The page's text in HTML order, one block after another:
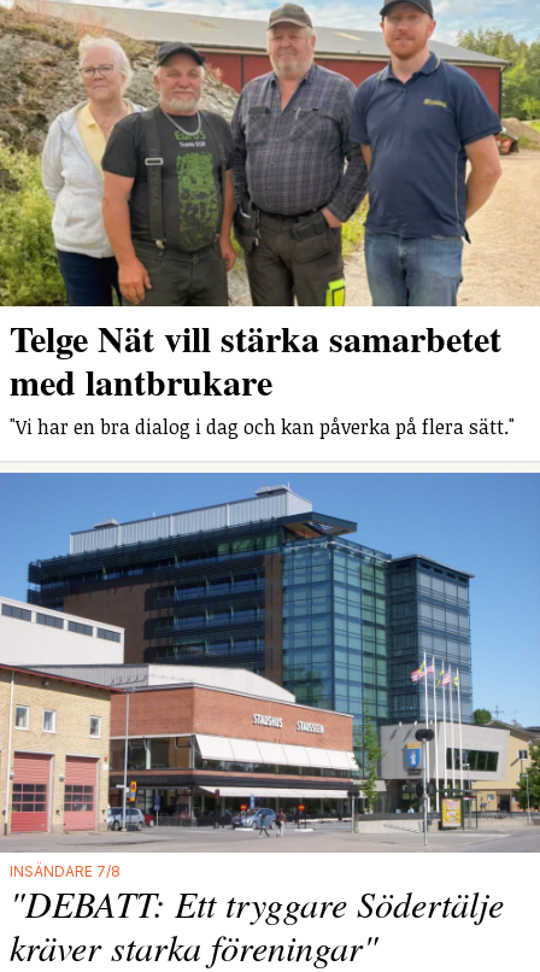
Telge Nät vill stärka samarbetet
med lantbrukare
"Vi har en bra dialog i dag och kan påverka på flera sätt."
INSÄNDARE 7/8
"DEBATT: Ett tryggare Södertälje
kräver starka föreningar"